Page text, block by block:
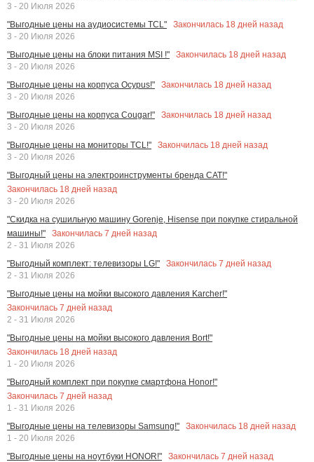
3 - 20 Июля 2026
"Выгодные цены на аудиосистемы TCL"
Закончилась 18 дней назад
3 - 20 Июля 2026
"Выгодные цены на блоки питания MSI !"
Закончилась 18 дней назад
3 - 20 Июля 2026
"Выгодные цены на корпуса Ocypus!"
Закончилась 18 дней назад
3 - 20 Июля 2026
"Выгодные цены на корпуса Cougar!"
Закончилась 18 дней назад
3 - 20 Июля 2026
"Выгодные цены на мониторы TCL!"
Закончилась 18 дней назад
3 - 20 Июля 2026
"Выгодный цены на электроинструменты бренда CAT!"
Закончилась 18 дней назад
3 - 20 Июля 2026
"Скидка на сушильную машину Gorenje, Hisense при покупке стиральной
машины!"
Закончилась 7 дней назад
2 - 31 Июля 2026
"Выгодный комплект: телевизоры LG!"
Закончилась 7 дней назад
2 - 31 Июля 2026
"Выгодные цены на мойки высокого давления Karcher!"
Закончилась 7 дней назад
2 - 31 Июля 2026
"Выгодные цены на мойки высокого давления Bort!"
Закончилась 18 дней назад
1 - 20 Июля 2026
"Выгодный комплект при покупке смартфона Honor!"
Закончилась 7 дней назад
1 - 31 Июля 2026
"Выгодные цены на телевизоры Samsung!"
Закончилась 18 дней назад
1 - 20 Июля 2026
"Выгодные цены на ноутбуки HONOR!"
Закончилась 7 дней назад